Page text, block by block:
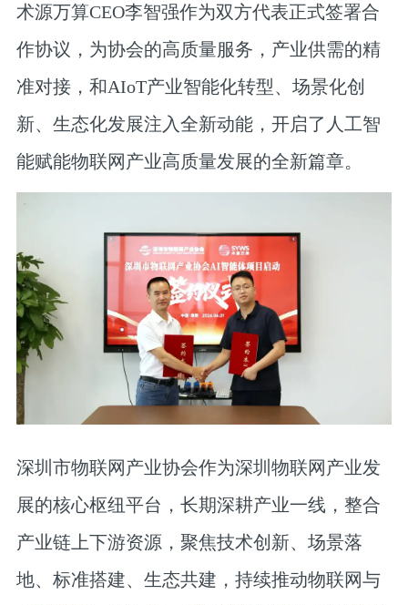
术源万算CEO李智强作为双方代表正式签署合
作协议，为协会的高质量服务，产业供需的精
准对接，和AIoT产业智能化转型、场景化创
新、生态化发展注入全新动能，开启了人工智
能赋能物联网产业高质量发展的全新篇章。
深圳市物联网产业协会作为深圳物联网产业发
展的核心枢纽平台，长期深耕产业一线，整合
产业链上下游资源，聚焦技术创新、场景落
地、标准搭建、生态共建，持续推动物联网与